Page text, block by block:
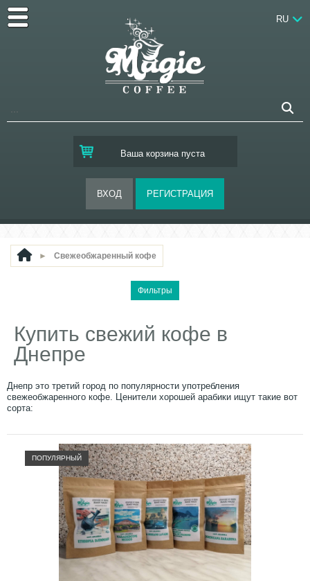
Ваша корзина пуста
RU
► Свежеобжаренный кофе
Купить свежий кофе в
Днепре
Днепр это третий город по популярности употребления
свежеобжаренного кофе. Ценители хорошей арабики ищут такие вот
сорта:
ПОПУЛЯРНЫЙ